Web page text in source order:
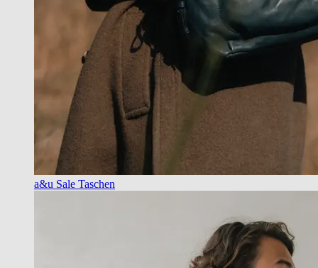
a&u Sale Taschen